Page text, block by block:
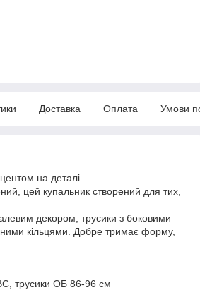
Доставка Оплата Умови
на деталі
цей купальник створений для тих,
декором, трусики з боковими
кільцями. Добре тримає форму,
трусики ОБ 86-96 см